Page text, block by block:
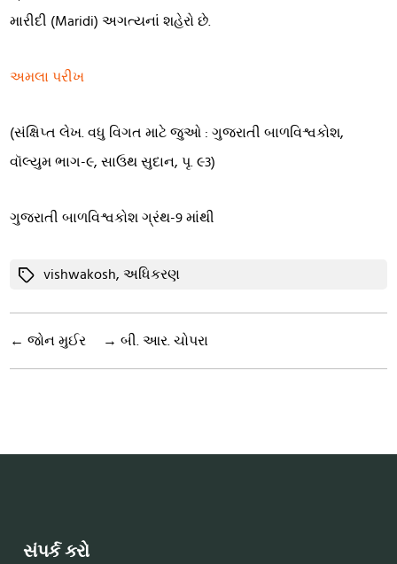
મારીદી (Maridi) અગત્યનાં શહેરો છે.
અમલા પરીખ
(સંક્ષિપ્ત લેખ. વધુ વિગત માટે જુઓ : ગુજરાતી બાળવિશ્વકોશ,
વૉલ્યુમ ભાગ-૯, સાઉથ સુદાન, પૃ. ૯3)
ગુજરાતી બાળવિશ્વકોશ ગ્રંથ-9 માંથી
Tagsvishwakosh,અધિકરણ
← જોન મુઈર → બી. આર. ચોપરા
સંપર્ક કરો